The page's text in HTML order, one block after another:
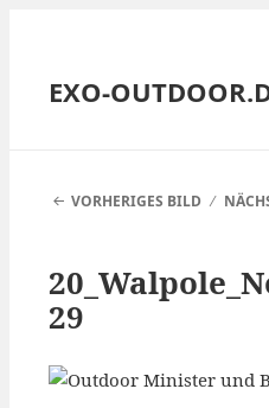
EXO-
VORHERIGES BILD
29